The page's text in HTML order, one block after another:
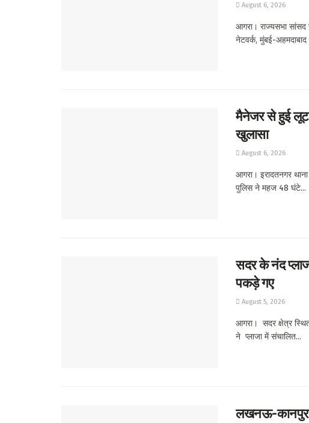
August 6, 2026
आगरा। राज्यसभा
नेटवर्क, मुंबई-
मैनेजर से हुई लूट
खुलासा
August 6, 2026
आगरा। इरादतनगर
पुलिस ने महज 48 घंटे...
सदर के नंद
पकड़े गए
August 5, 2026
आगरा। सदर क्षेत्र
ने प्लाजा में संचालित...
लखनऊ-कानपुर